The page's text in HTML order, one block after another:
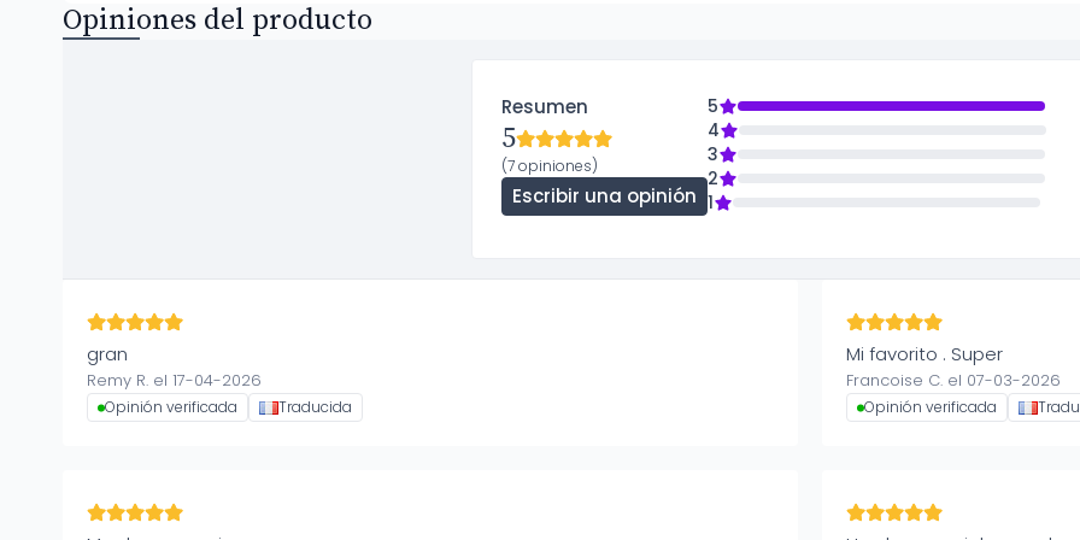
Opiniones del producto
Resumen
5
(7 opiniones)
Escribir una opinión
5
4
3
2
1
gran
Remy R. el 17-04-2026
Opinión verificada Traducida
Mi favorito . Super
Francoise C. el 07-03-2026
Opinión verificada